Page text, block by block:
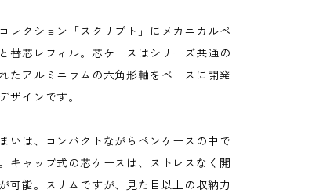
レクション「スクリプト」にメカニカルペ
替芯レフィル。芯ケースはシリーズ共通の
たアルミニウムの六角形軸をベースに開発
ザインです。
いは、コンパクトながらペンケースの中で
キャップ式の芯ケースは、ストレスなく開
可能。スリムですが、見た目以上の収納力